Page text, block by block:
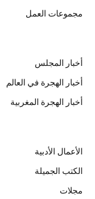
مجموعات العمل
أخبار المجلس
أخبار الهجرة في العالم
أخبار الهجرة المغربية
الأعمال الأدبية
الكتب الجميلة
مجلات